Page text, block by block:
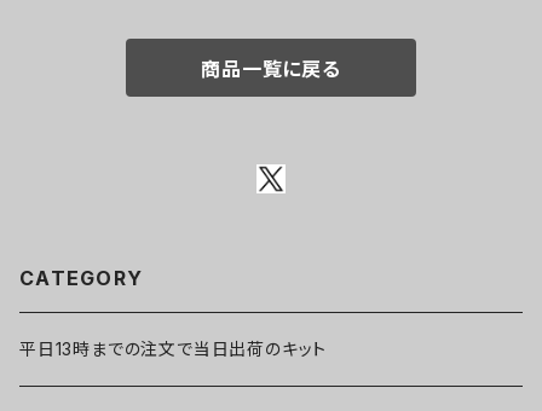
商品一覧に戻る
CATEGORY
平日13時までの注文で当日出荷のキット